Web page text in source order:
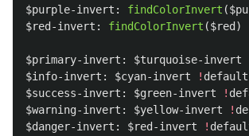
$purple-invert : findColorInvert (
$red-invert : findColorInvert ($red )
$primary-invert : $turquoise-invert
$info-invert : $cyan-invert ! default
$success-invert : $green-invert !
$warning-invert : $yellow-invert !
$danger-invert : $red-invert !